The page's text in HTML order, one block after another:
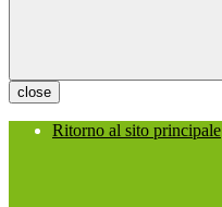
close
Ritorno al sito principale